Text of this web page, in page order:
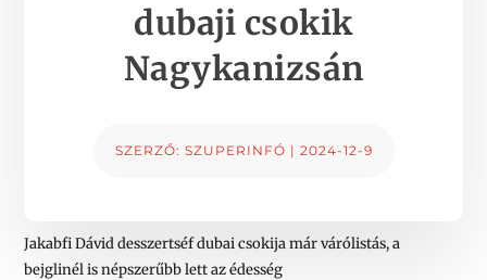
dubaji csokik
Nagykanizsán
SZERZŐ: SZUPERINFÓ | 2024-12-9
Jakabfi Dávid desszertséf dubai csokija már várólistás, a
bejglinél is népszerűbb lett az édesség